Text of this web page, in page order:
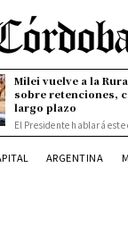
Milei vuelve a la
sobre retenciones,
largo plazo
El Presidente hablará este
ARGENTINA